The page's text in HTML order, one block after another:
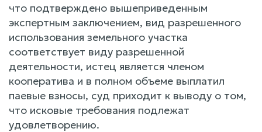
что подтверждено вышеприведенным
экспертным заключением, вид разрешенного
использования земельного участка
соответствует виду разрешенной
деятельности, истец является членом
кооператива и в полном объеме выплатил
паевые взносы, суд приходит к выводу о том,
что исковые требования подлежат
удовлетворению.